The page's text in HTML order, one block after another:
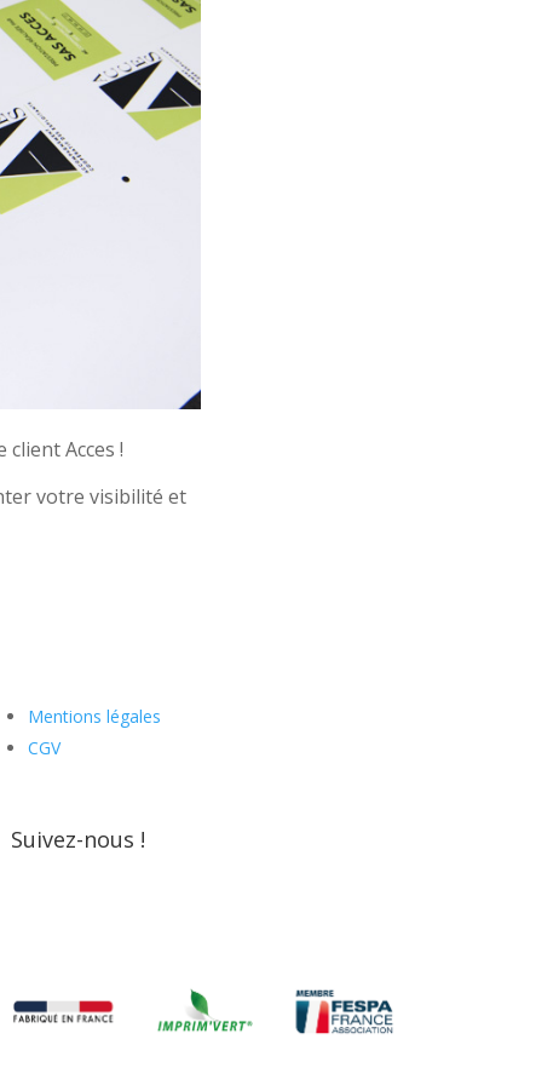
Acces !
votre visibilité et
Mentions légales
CGV
Suivez-nous !